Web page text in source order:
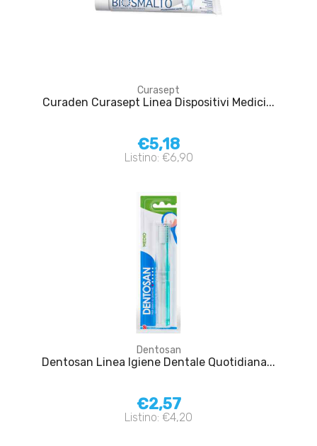
Curasept
Curaden Curasept Linea Dispositivi Medici...
€5,18
Listino: €6,90
Dentosan
Dentosan Linea Igiene Dentale Quotidiana...
€2,57
Listino: €4,20